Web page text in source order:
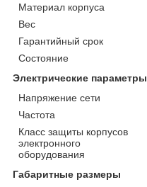
Материал корпуса
Вес
Гарантийный срок
Состояние
Электрические параметры
Напряжение сети
Частота
Класс защиты корпусов
электронного
оборудования
Габаритные размеры